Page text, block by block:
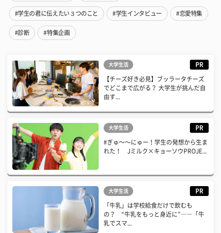
#学生の君に伝えたい３つのこと #学生インタビュー #恋愛特集
#診断 #特集企画
大学生活 PR
【チーズ好き必見】ブッラータチーズ
でどこまで広がる？ 大学生が挑んだ自
由す...
大学生活 PR
#ぎゅ〜〜にゅー！学生の発想から生ま
れた！ Jミルク×キョーソウPROJE...
大学生活 PR
「牛乳」は学校給食だけで飲むも
の？ “牛乳をもっと身近に”――「牛
乳でスマ...